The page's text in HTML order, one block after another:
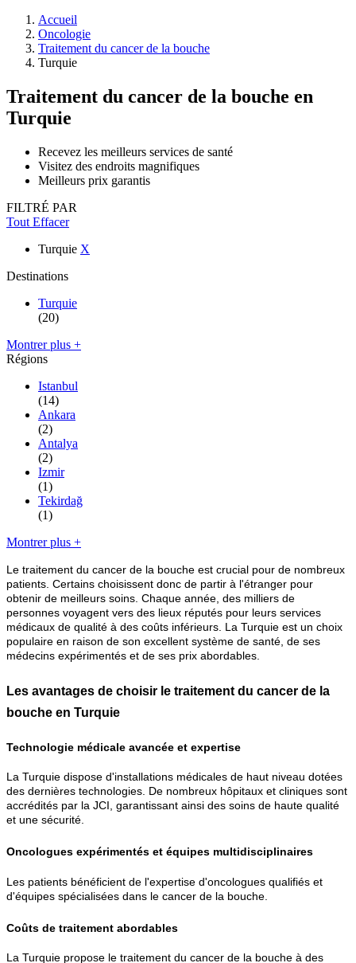
Accueil
Oncologie
Traitement du cancer de la bouche
Turquie
Traitement du cancer de la bouche en
Turquie
Recevez les meilleurs services de santé
Visitez des endroits magnifiques
Meilleurs prix garantis
FILTRÉ PAR
Tout Effacer
Turquie X
Destinations
Turquie
(20)
Montrer plus +
Régions
Istanbul
(14)
Ankara
(2)
Antalya
(2)
Izmir
(1)
Tekirdağ
(1)
Montrer plus +
Le traitement du cancer de la bouche est crucial pour de nombreux
patients. Certains choisissent donc de partir à l'étranger pour
obtenir de meilleurs soins. Chaque année, des milliers de
personnes voyagent vers des lieux réputés pour leurs services
médicaux de qualité à des coûts inférieurs. La Turquie est un choix
populaire en raison de son excellent système de santé, de ses
médecins expérimentés et de ses prix abordables.
Les avantages de choisir le traitement du cancer de la
bouche en Turquie
Technologie médicale avancée et expertise
La Turquie dispose d'installations médicales de haut niveau dotées
des dernières technologies. De nombreux hôpitaux et cliniques sont
accrédités par la JCI, garantissant ainsi des soins de haute qualité
et une sécurité.
Oncologues expérimentés et équipes multidisciplinaires
Les patients bénéficient de l'expertise d'oncologues qualifiés et
d'équipes spécialisées dans le cancer de la bouche.
Coûts de traitement abordables
La Turquie propose le traitement du cancer de la bouche à des